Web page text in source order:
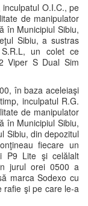
O.I.C., pe
de manipulator
în Municipiul Sibiu,
Sibiu, a sustras
un colet ce
Viper S Dual Sim
în baza aceleiaşi
inculpatul R.G.
de manipulator
în Municipiul Sibiu,
Sibiu, din depozitul
fiecare un
P9 Lite şi celălalt
jurul orei 0500 a
marca Sodexo cu
rafie şi pe care le-a